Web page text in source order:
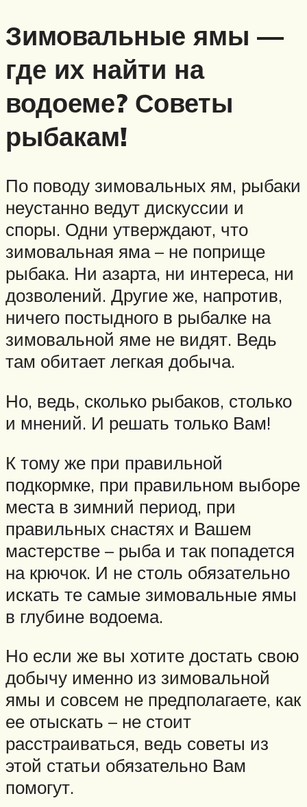
Зимовальные ямы —
где их найти на
водоеме? Советы
рыбакам!
По поводу зимовальных ям, рыбаки
неустанно ведут дискуссии и
споры. Одни утверждают, что
зимовальная яма – не поприще
рыбака. Ни азарта, ни интереса, ни
дозволений. Другие же, напротив,
ничего постыдного в рыбалке на
зимовальной яме не видят. Ведь
там обитает легкая добыча.
Но, ведь, сколько рыбаков, столько
и мнений. И решать только Вам!
К тому же при правильной
подкормке, при правильном выборе
места в зимний период, при
правильных снастях и Вашем
мастерстве – рыба и так попадется
на крючок. И не столь обязательно
искать те самые зимовальные ямы
в глубине водоема.
Но если же вы хотите достать свою
добычу именно из зимовальной
ямы и совсем не предполагаете, как
ее отыскать – не стоит
расстраиваться, ведь советы из
этой статьи обязательно Вам
помогут.